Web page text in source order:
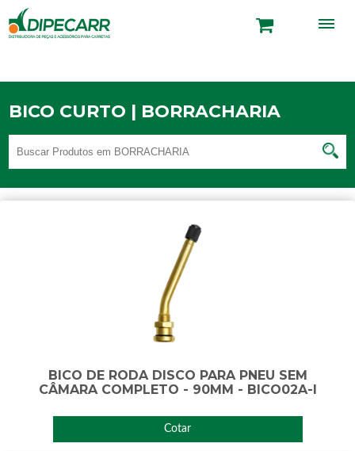
BICO CURTO | BORRACHARIA
BICO DE RODA DISCO PARA PNEU SEM
CÂMARA COMPLETO - 90MM - BICO02A-I
Cotar